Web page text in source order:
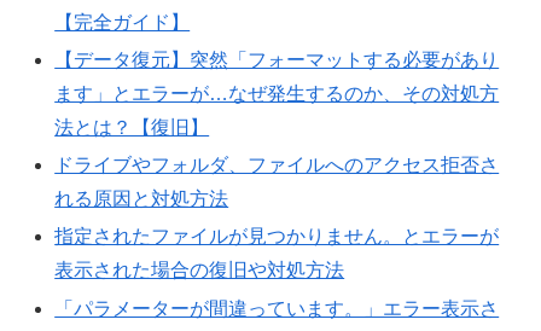
【完全ガイド】
【データ復元】突然「フォーマットする必要があり
ます」とエラーが…なぜ発生するのか、その対処方
法とは？【復旧】
ドライブやフォルダ、ファイルへのアクセス拒否さ
れる原因と対処方法
指定されたファイルが見つかりません。とエラーが
表示された場合の復旧や対処方法
「パラメーターが間違っています。」エラー表示さ